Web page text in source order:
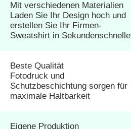
Mit verschiedenen Materialien
Laden Sie Ihr Design hoch und
erstellen Sie Ihr Firmen-
Sweatshirt in Sekundenschnelle
Beste Qualität
Fotodruck und
Schutzbeschichtung sorgen für
maximale Haltbarkeit
Eigene Produktion